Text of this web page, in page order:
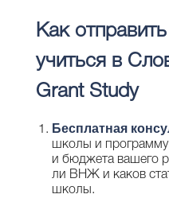
Как
учиться в
Grant Study
Бесплатная
школы и программу
и бюджета вашего
ли ВНЖ и каков
школы.